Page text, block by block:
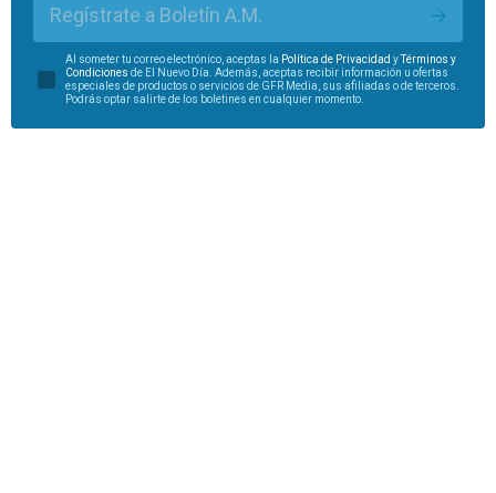
Regístrate a Boletín A.M.
Al someter tu correo electrónico, aceptas la Política de Privacidad yTérminos y
Condiciones de El Nuevo Día. Además, aceptas recibir información u ofertas
especiales de productos o servicios de GFR Media, sus afiliadas o de terceros.
Podrás optar salirte de los boletines en cualquier momento.